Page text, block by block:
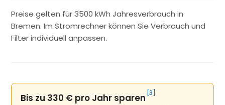
Preise gelten für 3500 kWh Jahresverbrauch in
Bremen. Im Stromrechner können Sie Verbrauch und
Filter individuell anpassen.
Bis zu 330 € pro Jahr sparen [3]